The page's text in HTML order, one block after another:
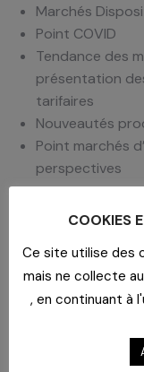
Marchés
Point COVID
Tendance des
présentation
tarifaires
Nouveautés
Point marchés
perspectives
établissements
Intervenants
Equipe Dispositifs
Anne DESAINT,
Infirmiers et
COOKIES
Ce site utilise des
mais ne collecte
, en continuant à